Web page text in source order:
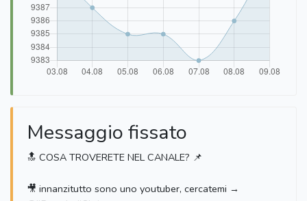
Messaggio fissato
🔝 COSA TROVERETE NEL CANALE? 📌
🎥 innanzitutto sono uno youtuber, cercatemi →